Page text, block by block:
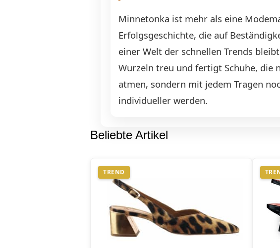
Minnetonka ist mehr als eine
Erfolgsgeschichte, die auf
einer Welt der schnellen Trends
Wurzeln treu und fertigt Schuhe, die
atmen, sondern mit jedem Tragen
individueller werden.
Beliebte Artikel
TREND